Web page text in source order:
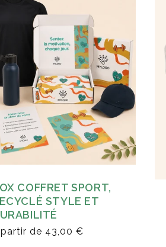
COFFRET SPORT,
STYLE ET
de 43,00 €